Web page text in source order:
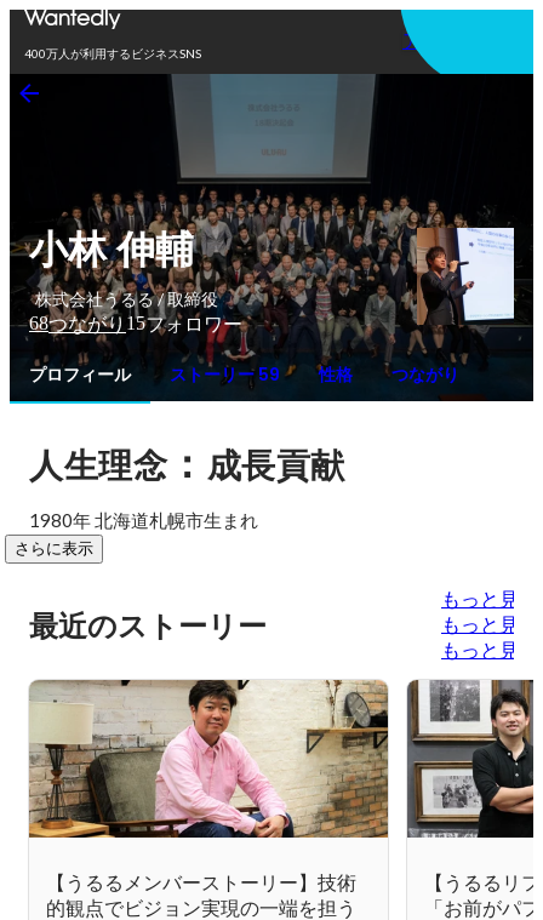
400万人が利用するビジネスSNS
アプリを使う
小林 伸輔
株式会社うるる / 取締役
68つながり 15フォロワー
プロフィール ストーリー 59 性格 つながり
人生理念： 成長貢献
1980年 北海道札幌市生まれ
さらに表示
最近のストーリー
もっと見る
もっと見る
もっと見る
【うるるメンバーストーリー】技術
的観点でビジョン実現の一端を担う
【うるるリ
「お前がパ